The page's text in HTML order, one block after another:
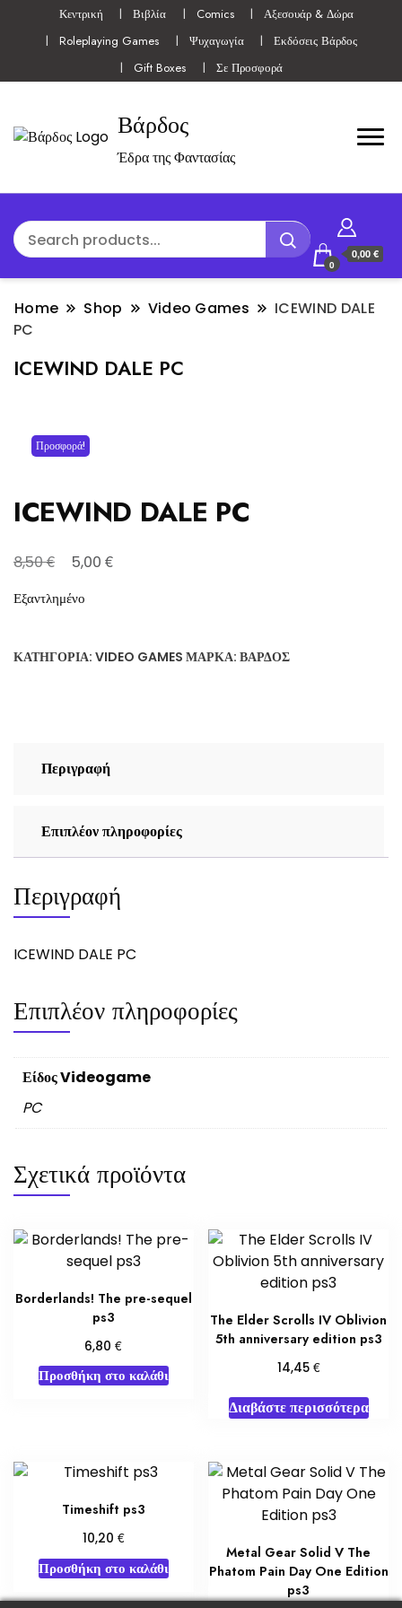
Κεντρική Βιβλία Comics
Αξεσουάρ & Δώρα
Roleplaying Games
Ψυχαγωγία
Εκδόσεις Βάρδος
Gift Boxes
Σε Προσφορά
Βάρδος
Έδρα της Φαντασίας
0
0,00 €
Home Shop Video Games
ICEWIND DALE
PC
ICEWIND DALE PC
Προσφορά!
ICEWIND DALE PC
8,50€
Original
was:
5,00 €Η
5,00 €.
Εξαντλημένο
ΚΑΤΗΓΟΡΊΑ: VIDEO GAMES ΜΆΡΚΑ: ΒΆΡΔΟΣ
Περιγραφή
Επιπλέον πληροφορίες
Περιγραφή
ICEWIND DALE PC
Επιπλέον πληροφορίες
Είδος Videogame
PC
Σχετικά προϊόντα
Borderlands! The pre-sequel
ps3
6,80€
Προσθήκη στο καλάθι
The Elder Scrolls IV Oblivion
5th anniversary edition ps3
14,45 €
Διαβάστε περισσότερα
Timeshift ps3
10,20 €
Προσθήκη στο καλάθι
Metal Gear Solid V The
Phatom Pain Day One Edition
ps3